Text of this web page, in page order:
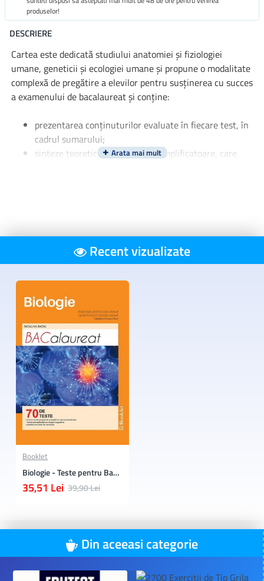
produselor!
DESCRIERE
Cartea este dedicată studiului anatomiei și fiziologiei
umane, geneticii și ecologiei umane și propune o modalitate
complexă de pregătire a elevilor pentru susținerea cu succes
a examenului de bacalaureat și conține:
prezentarea conținuturilor evaluate în fiecare test, în
cadrul sumarului;
sinteze teoretice, cu desene exemplificatoare, care
ei pot recapitula materia de clasele a XI-a și a XII-a pe
capitole, în mod organizat și structurat.
Recent vizualizate